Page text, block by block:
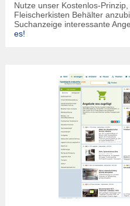
Nutze unser Kostenlos-
Fleischerkisten Behälter
Suchanzeige interessante
es!